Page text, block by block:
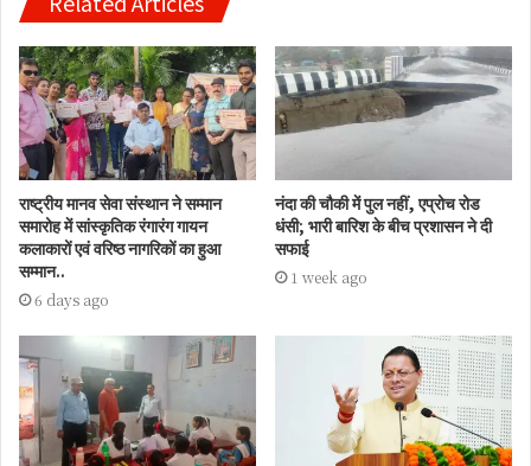
राष्ट्रीय मानव सेवा संस्थान ने सम्मान
समारोह में सांस्कृतिक रंगारंग गायन
कलाकारों एवं वरिष्ठ नागरिकों का हुआ
सम्मान..
6 days ago
नंदा की चौकी में पुल नहीं, एप्रोच रोड
धंसी; भारी बारिश के बीच प्रशासन ने दी
सफाई
1 week ago